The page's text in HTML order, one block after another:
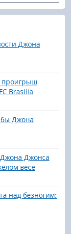
Джона
проигрыш
Brasilia
бы Джона
Джонса
весе
над безногим: